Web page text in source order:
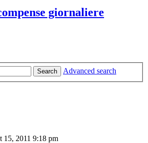
giornaliere
Search
Advanced search
15, 2011 9:18 pm